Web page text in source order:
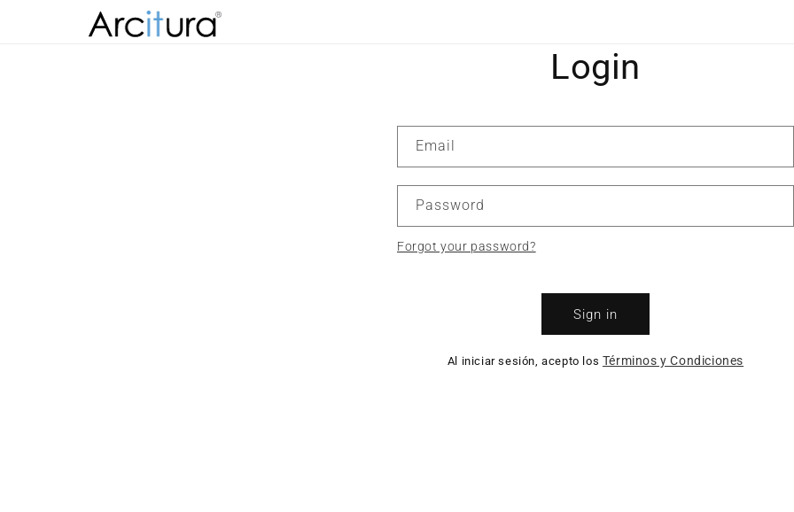
Login
Email
Password
Forgot your password?
Sign in
Al iniciar sesión, acepto los Términos y Condiciones